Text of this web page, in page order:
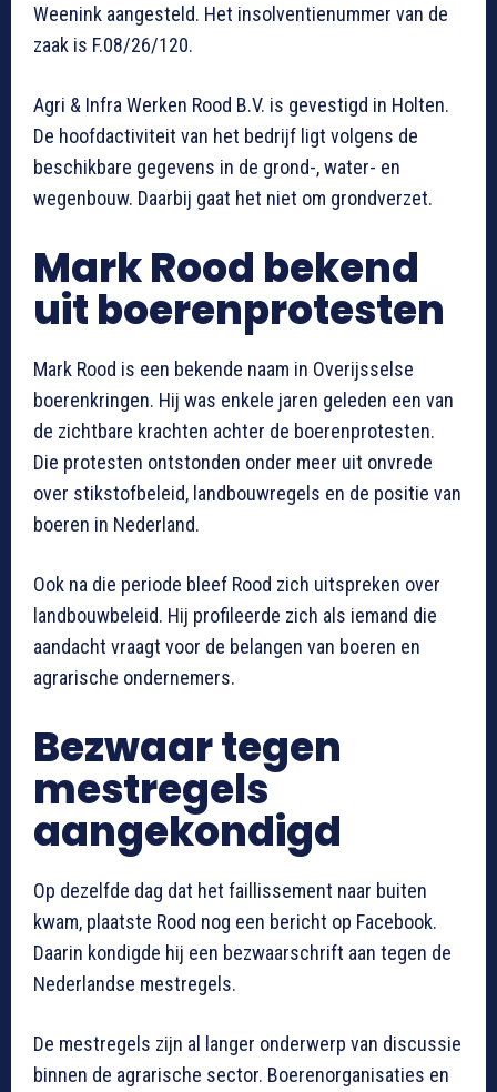
Weenink aangesteld. Het insolventienummer van de
zaak is F.08/26/120.
Agri & Infra Werken Rood B.V. is gevestigd in Holten.
De hoofdactiviteit van het bedrijf ligt volgens de
beschikbare gegevens in de grond-, water- en
wegenbouw. Daarbij gaat het niet om grondverzet.
Mark Rood bekend
uit boerenprotesten
Mark Rood is een bekende naam in Overijsselse
boerenkringen. Hij was enkele jaren geleden een van
de zichtbare krachten achter de boerenprotesten.
Die protesten ontstonden onder meer uit onvrede
over stikstofbeleid, landbouwregels en de positie van
boeren in Nederland.
Ook na die periode bleef Rood zich uitspreken over
landbouwbeleid. Hij profileerde zich als iemand die
aandacht vraagt voor de belangen van boeren en
agrarische ondernemers.
Bezwaar tegen
mestregels
aangekondigd
Op dezelfde dag dat het faillissement naar buiten
kwam, plaatste Rood nog een bericht op Facebook.
Daarin kondigde hij een bezwaarschrift aan tegen de
Nederlandse mestregels.
De mestregels zijn al langer onderwerp van discussie
binnen de agrarische sector. Boerenorganisaties en